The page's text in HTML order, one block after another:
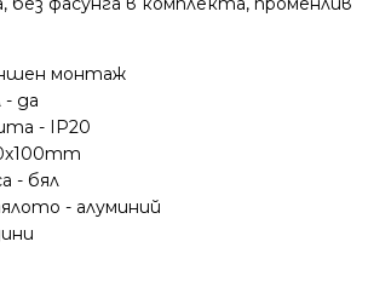
монтаж
- да
- IP20
- бял
- алуминий